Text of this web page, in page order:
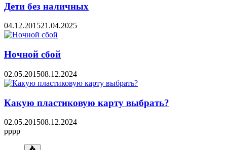
Дети без наличных
04.12.201521.04.2025
Ночной сбой
02.05.201508.12.2024
Какую пластиковую карту выбрать?
02.05.201508.12.2024
pppp